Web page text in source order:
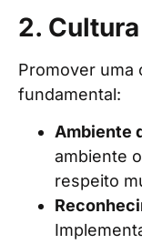
2.
Promover uma
fundamental:
Ambiente
ambiente
respeito